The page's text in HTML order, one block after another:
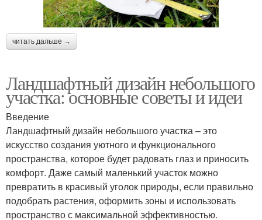
читать дальше →
Ландшафтный дизайн небольшого
участка: основные советы и идеи
Введение
Ландшафтный дизайн небольшого участка – это
искусство создания уютного и функционального
пространства, которое будет радовать глаз и приносить
комфорт. Даже самый маленький участок можно
превратить в красивый уголок природы, если правильно
подобрать растения, оформить зоны и использовать
пространство с максимальной эффективностью.